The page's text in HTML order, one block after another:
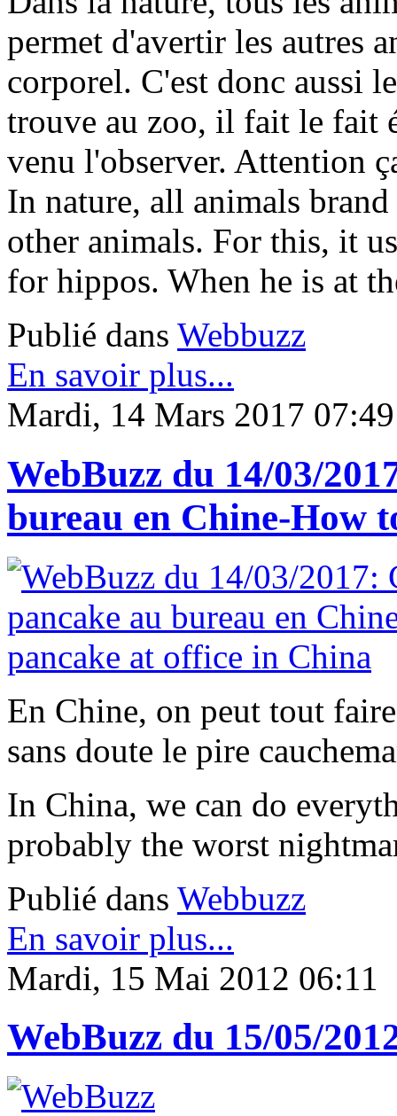
permet d'avertir les autres
corporel. C'est donc aussi
trouve au zoo, il fait le fait
venu l'observer. Attention
In nature, all animals
other animals. For this, it
for hippos. When he is at
Publié dans Webbuzz
En savoir plus...
Mardi, 14 Mars 2017 07:49
WebBuzz du 14/03/
bureau en Chine-How
En Chine, on peut tout
sans doute le pire
In China, we can do
probably the worst
Publié dans Webbuzz
En savoir plus...
Mardi, 15 Mai 2012 06:11
WebBuzz du 15/05/